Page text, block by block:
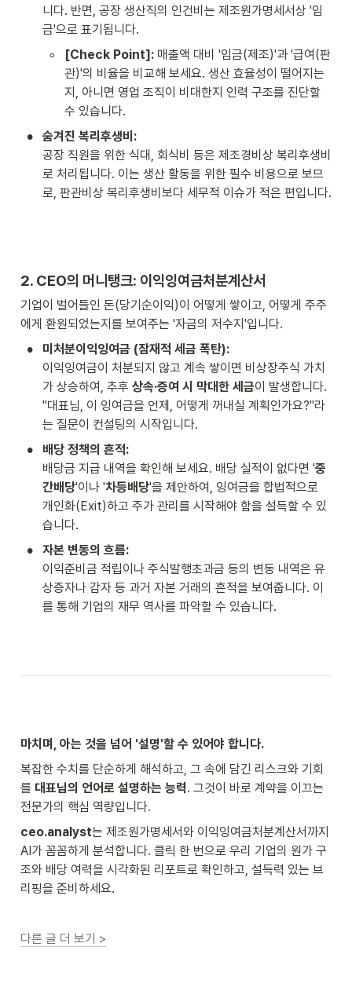
니다. 반면, 공장 생산직의 인건비는 제조원가명세서상 '임
금'으로 표기됩니다.
◦ [Check Point]: 매출액 대비 '임금(제조)'과 '급여(판
관)'의 비율을 비교해 보세요. 생산 효율성이 떨어지는
지, 아니면 영업 조직이 비대한지 인력 구조를 진단할
수 있습니다.
•
숨겨진 복리후생비:
공장 직원을 위한 식대, 회식비 등은 제조경비상 복리후생비
로 처리됩니다. 이는 생산 활동을 위한 필수 비용으로 보므
로, 판관비상 복리후생비보다 세무적 이슈가 적은 편입니다.
2. CEO의 머니탱크: 이익잉여금처분계산서
기업이 벌어들인 돈(당기순이익)이 어떻게 쌓이고, 어떻게 주주
에게 환원되었는지를 보여주는 '자금의 저수지'입니다.
•
미처분이익잉여금 (잠재적 세금 폭탄):
이익잉여금이 처분되지 않고 계속 쌓이면 비상장주식 가치
가 상승하여, 추후 상속·증여 시 막대한 세금이 발생합니다.
"대표님, 이 잉여금을 언제, 어떻게 꺼내실 계획인가요?"라
는 질문이 컨설팅의 시작입니다.
•
배당 정책의 흔적:
배당금 지급 내역을 확인해 보세요. 배당 실적이 없다면 '중
간배당'이나 '차등배당'을 제안하여, 잉여금을 합법적으로
개인화(Exit)하고 주가 관리를 시작해야 함을 설득할 수 있
습니다.
•
자본 변동의 흐름:
이익준비금 적립이나 주식발행초과금 등의 변동 내역은 유
상증자나 감자 등 과거 자본 거래의 흔적을 보여줍니다. 이
를 통해 기업의 재무 역사를 파악할 수 있습니다.
마치며, 아는 것을 넘어 '설명'할 수 있어야 합니다.
복잡한 수치를 단순하게 해석하고, 그 속에 담긴 리스크와 기회
를 대표님의 언어로 설명하는 능력. 그것이 바로 계약을 이끄는
전문가의 핵심 역량입니다.
ceo.analyst는 제조원가명세서와 이익잉여금처분계산서까지
AI가 꼼꼼하게 분석합니다. 클릭 한 번으로 우리 기업의 원가 구
조와 배당 여력을 시각화된 리포트로 확인하고, 설득력 있는 브
리핑을 준비하세요.
다른 글 더 보기 >